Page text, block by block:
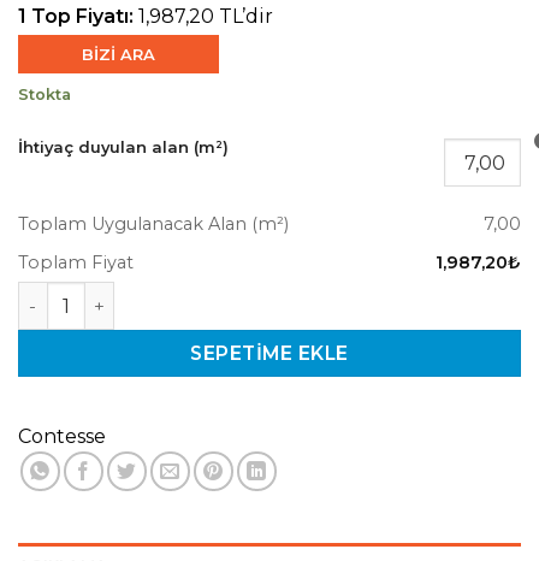
1 Top Fiyatı: 1,987,20 TL’dir
BİZİ ARA
Stokta
İhtiyaç duyulan alan (m²)
Toplam Uygulanacak Alan (m²)
7,00
Toplam Fiyat
1,987,20₺
Kashmir KA500031 Embosslu Duvar Kağıdı adet
SEPETIME EKLE
Contesse